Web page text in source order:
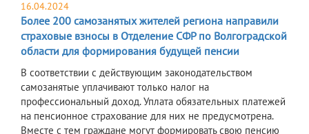
16.04.2024
Более 200 самозанятых жителей региона направили
страховые взносы в Отделение СФР по Волгоградской
области для формирования будущей пенсии
В соответствии с действующим законодательством
самозанятые уплачивают только налог на
профессиональный доход. Уплата обязательных платежей
на пенсионное страхование для них не предусмотрена.
Вместе с тем граждане могут формировать свою пенсию